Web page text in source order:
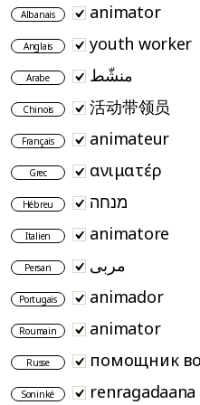
Albanais animator
Anglais youth worker
Arabe منشّط
Chinois 活动带领员
Français animateur
Grec ανιματέρ
Hébreu מנחה
Italien animatore
Persan مربی
Portugais animador
Roumain animator
Russe помощник
Soninké renragadaana